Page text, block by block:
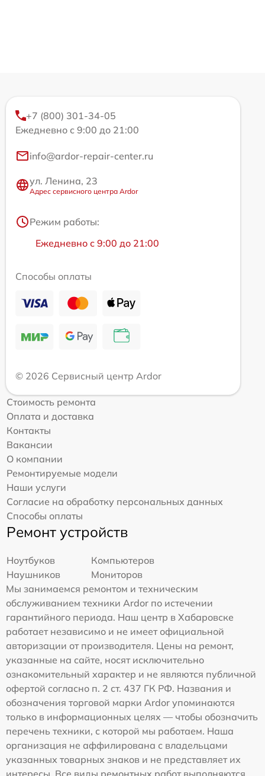
+7 (800) 301-34-05
Ежедневно с 9:00 до 21:00
info@ardor-repair-center.ru
ул. Ленина, 23
Адрес сервисного центра Ardor
Режим работы:
Ежедневно с 9:00 до 21:00
Способы оплаты
© 2026 Сервисный центр Ardor
Стоимость ремонта
Оплата и доставка
Контакты
Вакансии
О компании
Ремонтируемые модели
Наши услуги
Согласие на обработку персональных данных
Способы оплаты
Ремонт устройств
Ноутбуков
Компьютеров
Наушников
Мониторов
Мы занимаемся ремонтом и техническим
обслуживанием техники Ardor по истечении
гарантийного периода. Наш центр в Хабаровске
работает независимо и не имеет официальной
авторизации от производителя. Цены на ремонт,
указанные на сайте, носят исключительно
ознакомительный характер и не являются публичной
офертой согласно п. 2 ст. 437 ГК РФ. Названия и
обозначения торговой марки Ardor упоминаются
только в информационных целях — чтобы обозначить
перечень техники, с которой мы работаем. Наша
организация не аффилирована с владельцами
указанных товарных знаков и не представляет их
интересы. Все виды ремонтных работ выполняются